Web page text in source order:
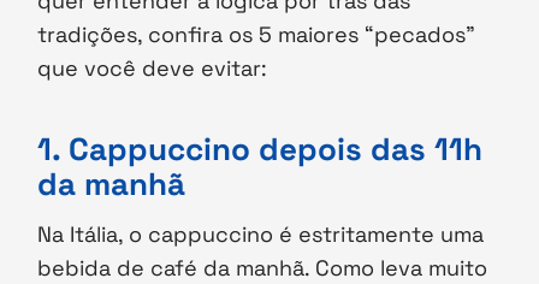
tradições, confira os 5 maiores “pecados”
que você deve evitar:
1. Cappuccino depois das 11h
da manhã
Na Itália, o cappuccino é estritamente uma
bebida de café da manhã. Como leva muito